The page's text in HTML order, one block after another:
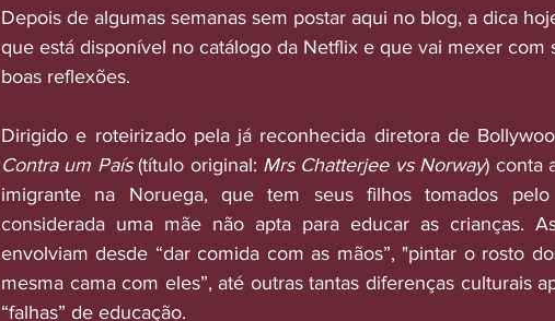
Depois de algumas semanas sem postar aqui no blog, a dica
que está disponível no catálogo da Netflix e que vai mexer com
boas reflexões.
Dirigido e roteirizado pela já reconhecida diretora de
Contra um País (título original: Mrs Chatterjee vs Norway) conta
imigrante na Noruega, que tem seus filhos tomados
considerada uma mãe não apta para educar as crianças.
envolviam desde “dar comida com as mãos”, "pintar o rosto
mesma cama com eles”, até outras tantas diferenças culturais
“falhas” de educação.